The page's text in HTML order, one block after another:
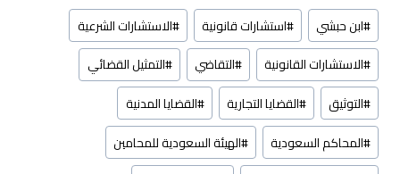
وسوم
المقال:
#ابن حبشي #استشارات قانونية #الاستشارات الشرعية
#الاستشارات القانونية #التقاضي #التمثيل القضائي
#التوثيق #القضايا التجارية #القضايا المدنية
#المحاكم السعودية #الهيئة السعودية للمحامين